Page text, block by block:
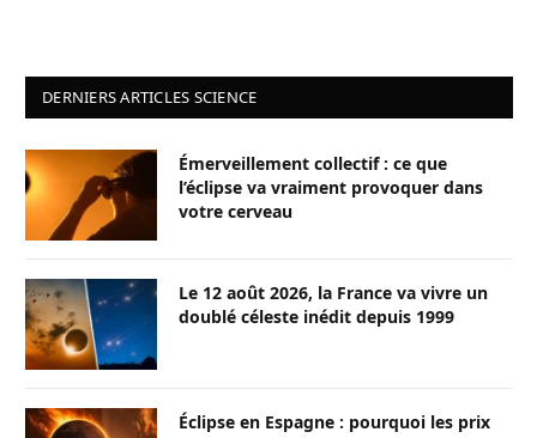
DERNIERS ARTICLES SCIENCE
Émerveillement collectif : ce que
l’éclipse va vraiment provoquer dans
votre cerveau
Le 12 août 2026, la France va vivre un
doublé céleste inédit depuis 1999
Éclipse en Espagne : pourquoi les prix